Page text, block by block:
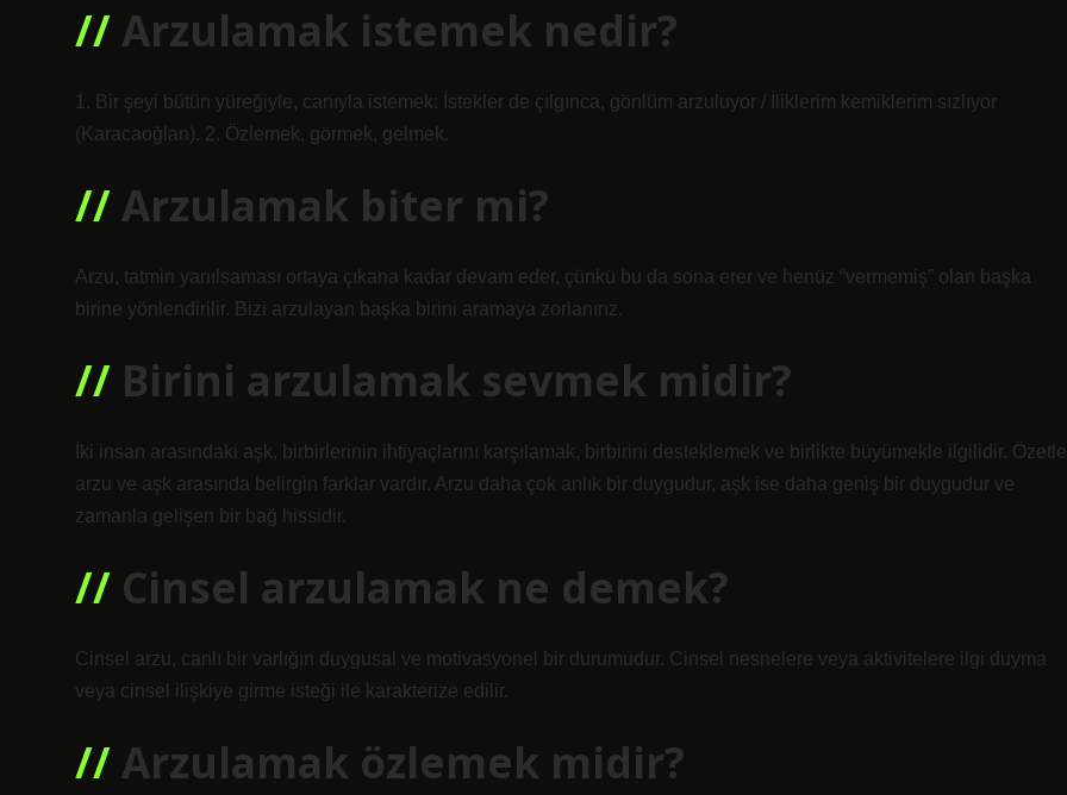
Arzulamak istemek nedir?
1. Bir şeyi bütün yüreğiyle, canıyla istemek: İstekler de çılgınca, gönlüm arzuluyor / İliklerim kemiklerim sızlıyor
(Karacaoğlan). 2. Özlemek, görmek, gelmek.
Arzulamak biter mi?
Arzu, tatmin yanılsaması ortaya çıkana kadar devam eder, çünkü bu da sona erer ve henüz “vermemiş” olan başka
birine yönlendirilir. Bizi arzulayan başka birini aramaya zorlanırız.
Birini arzulamak sevmek midir?
İki insan arasındaki aşk, birbirlerinin ihtiyaçlarını karşılamak, birbirini desteklemek ve birlikte büyümekle ilgilidir.
arzu ve aşk arasında belirgin farklar vardır. Arzu daha çok anlık bir duygudur, aşk ise daha geniş bir duygudur ve
zamanla gelişen bir bağ hissidir.
Cinsel arzulamak ne demek?
Cinsel arzu, canlı bir varlığın duygusal ve motivasyonel bir durumudur. Cinsel nesnelere veya aktivitelere ilgi duyma
veya cinsel ilişkiye girme isteği ile karakterize edilir.
Arzulamak özlemek midir?